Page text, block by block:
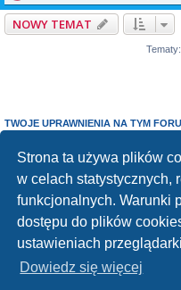
Strona ta używa plików
w celach statystycznych,
funkcjonalnych. Warunki
dostępu do plików
ustawieniach
Dowiedz się więcej
NOWY TEMAT
TWOJE UPRAWNIENIA NA TYM
Nie możesz odpowiadać w tematach
Nie możesz zmieniać swoich postów
Nie możeszusuwać swoich postów
dodawać załączników
Forum Bike Łódź - Forum Rowerowe Łódź - Forum Szosowe - Forum MTB Strona
Linki partnerskie: strony www lodz